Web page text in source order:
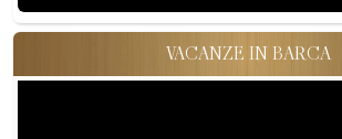
VACANZE IN BARCA